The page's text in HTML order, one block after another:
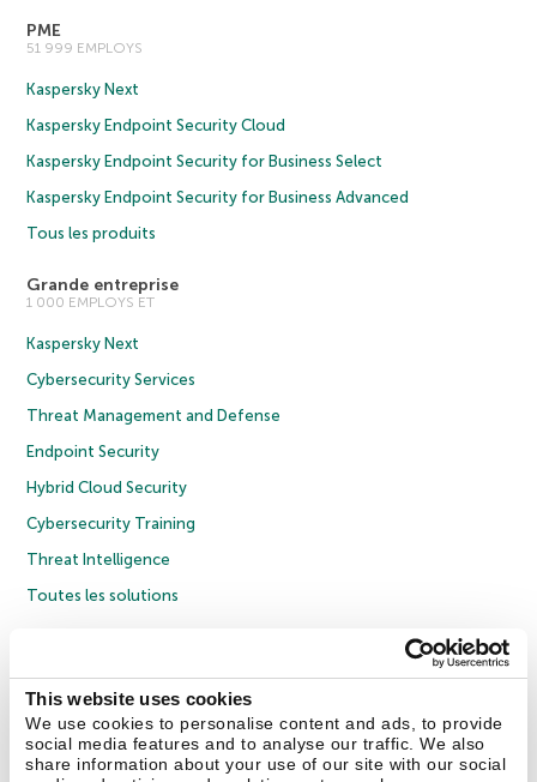
This website uses cookies
We use cookies to personalise content and ads, to provide
social media features and to analyse our traffic. We also
share information about your use of our site with our social
PME
51 999 EMPLOYS
Kaspersky Next
Kaspersky Endpoint Security Cloud
Kaspersky Endpoint Security for Business Select
Kaspersky Endpoint Security for Business Advanced
Tous les produits
Grande entreprise
1 000 EMPLOYS ET
Kaspersky Next
Cybersecurity Services
Threat Management and Defense
Endpoint Security
Hybrid Cloud Security
Cybersecurity Training
Threat Intelligence
Toutes les solutions
Politique de confidentialité
Politique anticorruption
Contrat de licence grand public
Contrat de licence entreprises
Cookies
Nous contacter À propos Partenaires Blog Communiqués de presse